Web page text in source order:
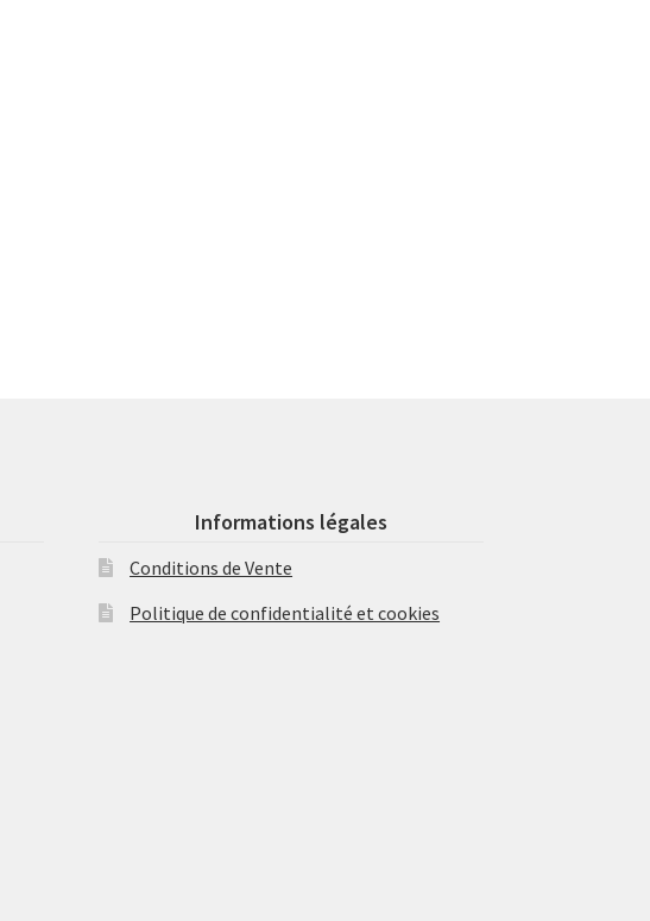
Informations légales
Conditions de Vente
Politique de confidentialité et cookies